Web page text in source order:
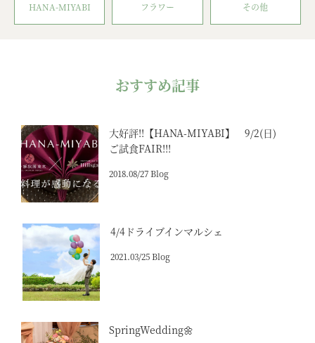
HANA-MIYABI フラワー その他
おすすめ記事
大好評!!【HANA-MIYABI】 9/2(日)
ご試食FAIR!!!
2018.08/27 Blog
4/4ドライブインマルシェ
2021.03/25 Blog
SpringWedding🌼